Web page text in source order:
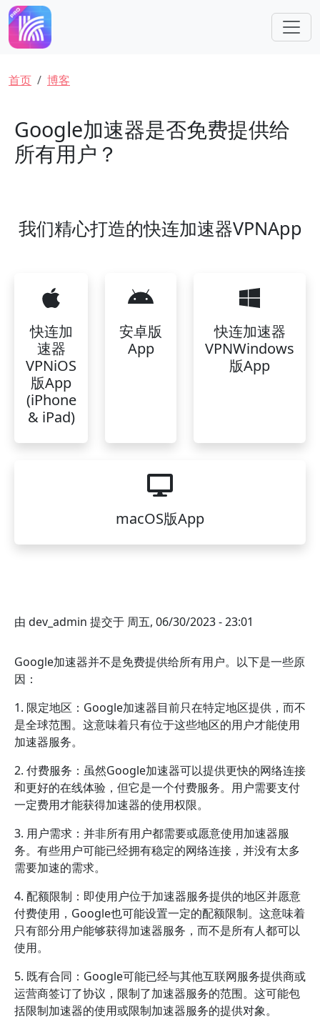
跳转到主要内容
面包屑
首页 博客
Google加速器是否免费提供给
所有用户？
我们精心打造的快连加速器VPNApp
快连加
速器
VPNiOS
版App
(iPhone
& iPad)
安卓版
App
快连加速器
VPNWindows
版App
macOS版App
由 dev_admin 提交于 周五, 06/30/2023 - 23:01
Google加速器并不是免费提供给所有用户。以下是一些原
因：
1. 限定地区：Google加速器目前只在特定地区提供，而不
是全球范围。这意味着只有位于这些地区的用户才能使用
加速器服务。
2. 付费服务：虽然Google加速器可以提供更快的网络连接
和更好的在线体验，但它是一个付费服务。用户需要支付
一定费用才能获得加速器的使用权限。
3. 用户需求：并非所有用户都需要或愿意使用加速器服
务。有些用户可能已经拥有稳定的网络连接，并没有太多
需要加速的需求。
4. 配额限制：即使用户位于加速器服务提供的地区并愿意
付费使用，Google也可能设置一定的配额限制。这意味着
只有部分用户能够获得加速器服务，而不是所有人都可以
使用。
5. 既有合同：Google可能已经与其他互联网服务提供商或
运营商签订了协议，限制了加速器服务的范围。这可能包
括限制加速器的使用或限制加速器服务的提供对象。